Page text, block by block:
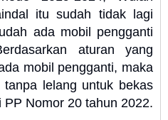
itu sudah tidak lagi
ada mobil pengganti
aturan yang
mobil pengganti, maka
lelang untuk bekas
Nomor 20 tahun 2022.